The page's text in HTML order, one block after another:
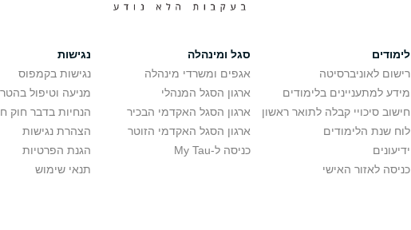
לימודים
רישום לאוניברסיטה
מידע למתעניינים בלימודים
חישוב סיכויי קבלה לתואר ראשון
לוח שנת הלימודים
ידיעונים
כניסה לאזור האישי
סגל ומינהלה
אגפים ומשרדי מינהלה
ארגון הסגל המנהלי
ארגון הסגל האקדמי הבכיר
ארגון הסגל האקדמי הזוטר
כניסה ל-My Tau
נגישות
נגישות בקמפוס
מניעה וטיפול
הנחיות בדבר חוק
הצהרת נגישות
הגנת הפרטיות
תנאי שימוש